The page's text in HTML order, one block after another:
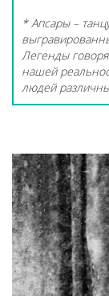
* Апсары –
Легенды
нашей
людей